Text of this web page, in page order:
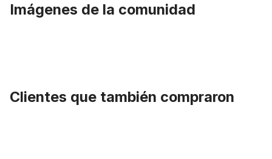
Imágenes de la comunidad
Clientes que también compraron